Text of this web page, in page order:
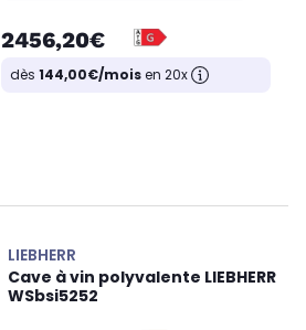
2456,20€
dès 144,00€/moisen 20x
LIEBHERR
Cave à vin polyvalente LIEBHERR
WSbsi5252